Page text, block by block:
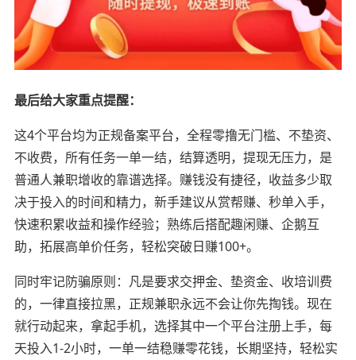
最后给大家重点提醒：
这4个平台均为正规备案平台，全程零撸无门槛、不垫资、
不收费，所有任务一单一结，结算透明，提现无压力，是
普通人兼职增收的靠谱选择。赚钱没有捷径，收益多少取
决于投入的时间和精力，新手建议从赏帮赚、秒单入手，
快速积累收益和操作经验；熟练后搭配趣闲赚、企鹅互
助，拓展高单价任务，轻松突破日赚100+。
同时牢记防骗原则：凡是要求交押金、垫资金、收培训费
的，一律直接拉黑，正规兼职永远不会让你先掏钱。现在
就行动起来，拿起手机，选择其中一个平台注册上手，每
天投入1-2小时，一单一结稳赚零花钱，长期坚持，轻松实